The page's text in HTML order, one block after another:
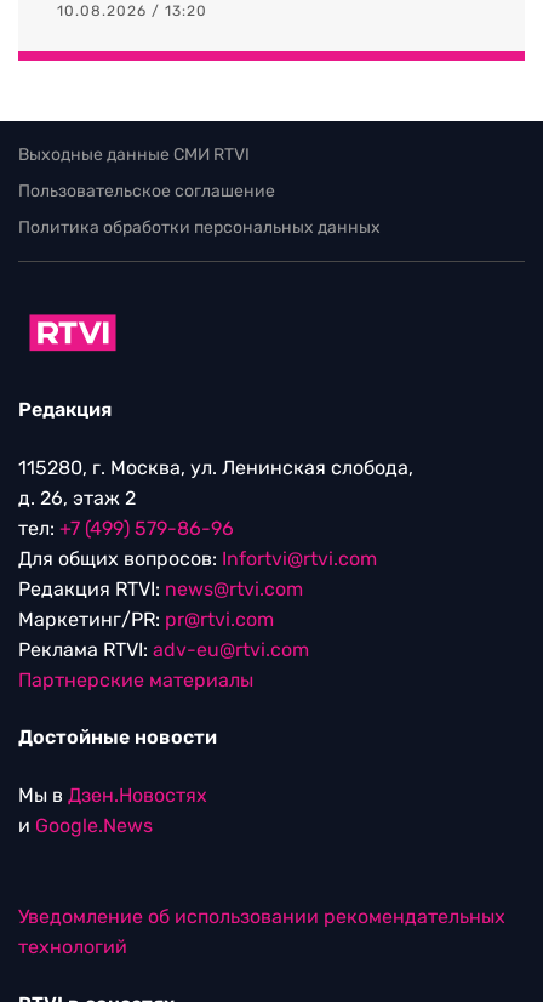
10.08.2026 / 13:20
Выходные данные СМИ RTVI
Пользовательское соглашение
Политика обработки персональных данных
Редакция
115280, г. Москва, ул. Ленинская слобода,
д. 26, этаж 2
тел: +7 (499) 579-86-96
Для общих вопросов: Infortvi@rtvi.com
Редакция RTVI: news@rtvi.com
Маркетинг/PR: pr@rtvi.com
Реклама RTVI: adv-eu@rtvi.com
Партнерские материалы
Достойные новости
Мы в Дзен.Новостях
и Google.News
Уведомление об использовании рекомендательных
технологий